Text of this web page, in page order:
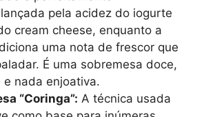
pela acidez do iogurte
cream cheese, enquanto a
uma nota de frescor que
É uma sobremesa doce,
e nada enjoativa.
“Coringa”: A técnica usada